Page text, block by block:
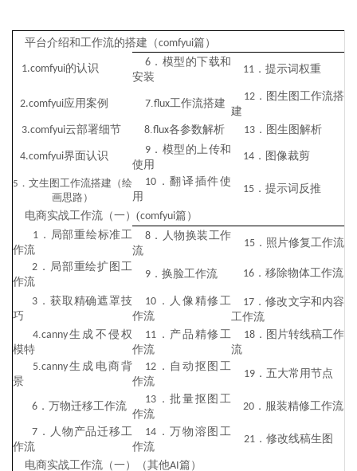
平台介绍和工作流的搭建（comfyui篇）
1.comfyui的认识 6 ．模型的下载和
安装
11 ．提示词权重
2.comfyui应用案例 7 flux工作流搭建
12 ．图生图工作流搭
建
3.comfyui云部署细节 8 flux各参数解析 13 ．图生图解析
4.comfyui界面认识 9 ．模型的上传和
使用
14 ．图像裁剪
5 ．文生图工作流搭建（绘
画思路）
10 ．翻译插件使
用
15 ．提示词反推
电商实战工作流（一） (comfyui篇）
1 ．局部重绘标准工
作流
8 ．人物换装工作
流
15 ．照片修复工作流
2 ．局部重绘扩图工
作流
9 ．换脸工作流 16 ．移除物体工作流
3 ．获取精确遮罩技
巧
10 ．人像精修工
作流
17 ．修改文字和内容
工作流
4 canny生成不侵权
模特
11 ．产品精修工
作流
18 ．图片转线稿工作
流
5 canny生成电商背
景
12 ．自动抠图工
作流
19 ．五大常用节点
6 ．万物迁移工作流
13 ．批量抠图工
作流
20 ．服装精修工作流
7 ．人物产品迁移工
作流
14 ．万物溶图工
作流
21 ．修改线稿生图
电商实战工作流（一）（其他AI篇）